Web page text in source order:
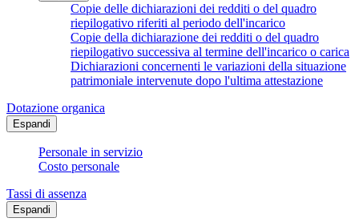
Copie delle dichiarazioni dei redditi o del quadro
riepilogativo riferiti al periodo dell'incarico
Copie della dichiarazione dei redditi o del quadro
riepilogativo successiva al termine dell'incarico o carica
Dichiarazioni concernenti le variazioni della situazione
patrimoniale intervenute dopo l'ultima attestazione
Dotazione organica
Espandi
Personale in servizio
Costo personale
Tassi di assenza
Espandi